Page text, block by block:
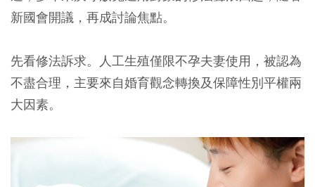
新國會開議，再成討論焦點。
先看修法訴求。人工生殖僅限不孕夫妻使用，被認為
不盡合理，主要來自婚育觀念轉換及保障性別平權兩
大因素。